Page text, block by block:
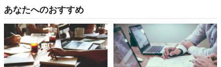
あなたへのおすすめ